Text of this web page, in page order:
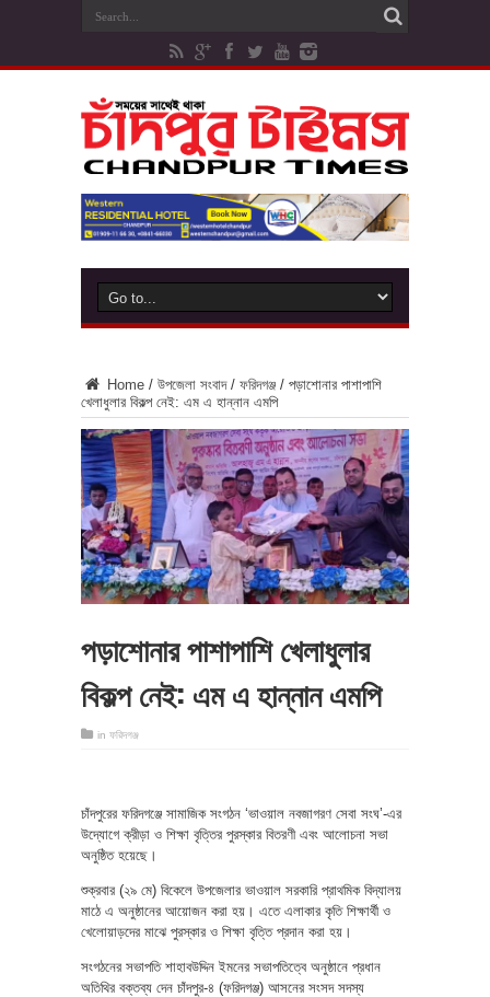
Home / উপজেলা সংবাদ / ফরিদগঞ্জ / পড়াশোনার পাশাপাশি
খেলাধুলার বিকল্প নেই: এম এ হান্নান এমপি
পড়াশোনার পাশাপাশি খেলাধুলার
বিকল্প নেই: এম এ হান্নান এমপি
in ফরিদগঞ্জ
চাঁদপুরের ফরিদগঞ্জে সামাজিক সংগঠন ‘ভাওয়াল নবজাগরণ সেবা সংঘ’-এর
উদ্যোগে ক্রীড়া ও শিক্ষা বৃত্তির পুরস্কার বিতরণী এবং আলোচনা সভা
অনুষ্ঠিত হয়েছে।
শুক্রবার (২৯ মে) বিকেলে উপজেলার ভাওয়াল সরকারি প্রাথমিক বিদ্যালয়
মাঠে এ অনুষ্ঠানের আয়োজন করা হয়। এতে এলাকার কৃতি শিক্ষার্থী ও
খেলোয়াড়দের মাঝে পুরস্কার ও শিক্ষা বৃত্তি প্রদান করা হয়।
সংগঠনের সভাপতি শাহাবউদ্দিন ইমনের সভাপতিত্বে অনুষ্ঠানে প্রধান
অতিথির বক্তব্য দেন চাঁদপুর-৪ (ফরিদগঞ্জ) আসনের সংসদ সদস্য